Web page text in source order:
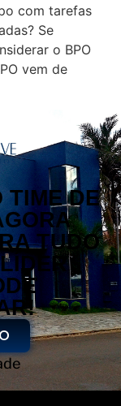
com tarefas
Se
o BPO
vem de
TIME DE
TUDO